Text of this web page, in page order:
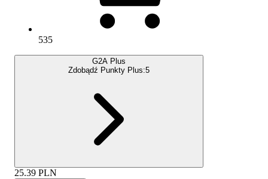
535
G2A Plus
Zdobądź Punkty Plus:5
25.39 PLN